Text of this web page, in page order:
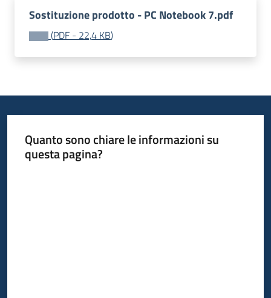
acquisto
Supporto
telematiche
Sostituzione prodotto - PC Notebook 7.pdf
(PDF - 22,4 KB)
Quanto sono chiare le informazioni su
questa pagina?